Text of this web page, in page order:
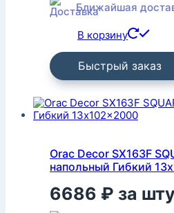
Ближайшая
В корзину
Быстрый заказ
Orac Decor SX163F
напольный Гибкий
6686 ₽ за